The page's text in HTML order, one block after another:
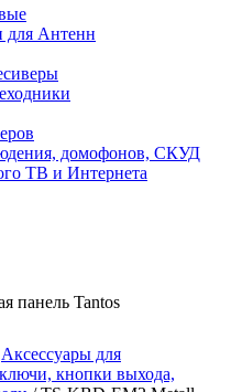
для Антенн
домофонов, СКУД
ТВ и Интернета
панель Tantos
Аксессуары для
кнопки выхода,